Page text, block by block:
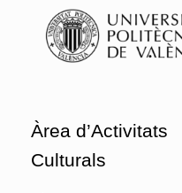
Àrea d’Activitats
Culturals